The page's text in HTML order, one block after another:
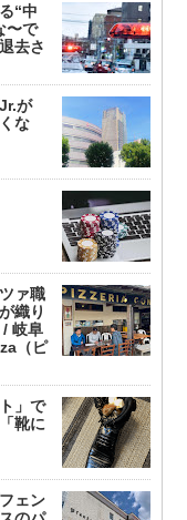
“中
〜で
去さ
が
な
ァ職
織り
/ 岐阜
（ピ
」で
靴に
ェン